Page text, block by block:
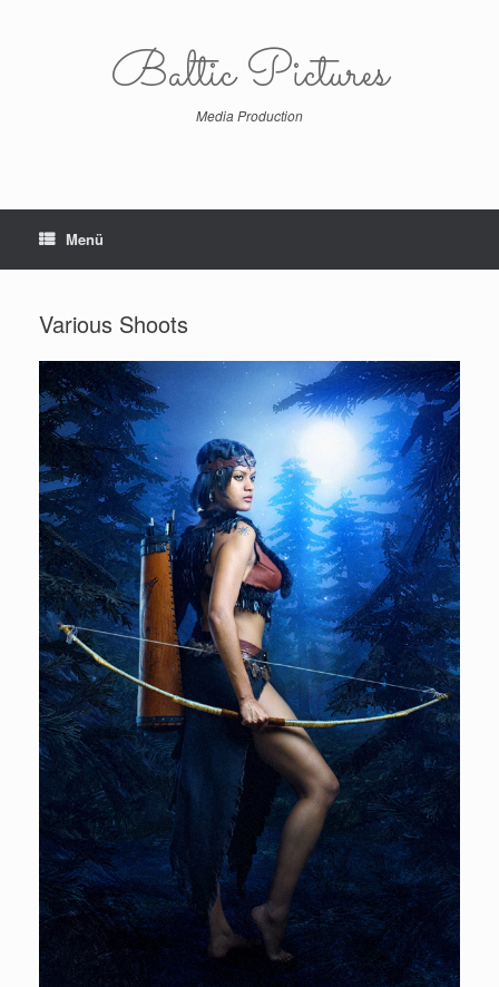
Baltic Pictures
Media Production
Menü
Various Shoots